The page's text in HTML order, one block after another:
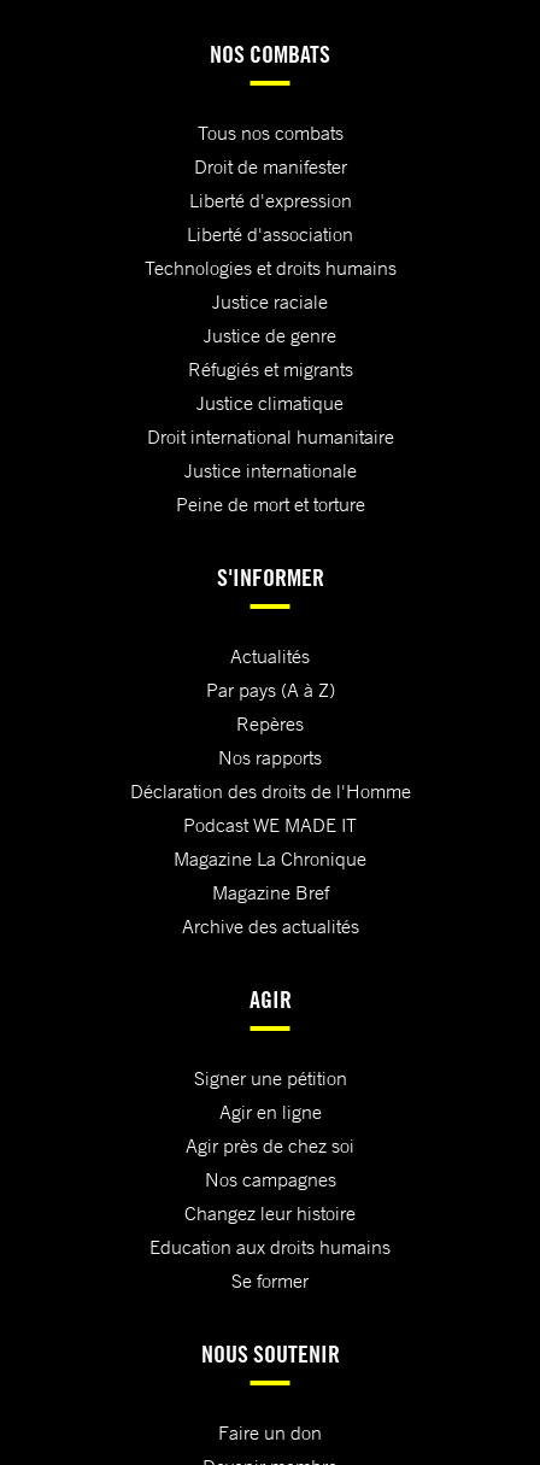
NOS COMBATS
Tous nos combats
Droit de manifester
Liberté d'expression
Liberté d'association
Technologies et droits humains
Justice raciale
Justice de genre
Réfugiés et migrants
Justice climatique
Droit international humanitaire
Justice internationale
Peine de mort et torture
S'INFORMER
Actualités
Par pays (A à Z)
Repères
Nos rapports
Déclaration des droits de l'Homme
Podcast WE MADE IT
Magazine La Chronique
Magazine Bref
Archive des actualités
AGIR
Signer une pétition
Agir en ligne
Agir près de chez soi
Nos campagnes
Changez leur histoire
Education aux droits humains
Se former
NOUS SOUTENIR
Faire un don